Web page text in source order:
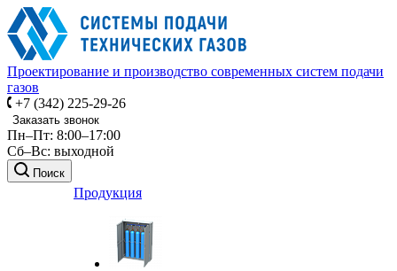
Проектирование и производство современных систем подачи
газов
+7 (342) 225-29-26
Заказать звонок
Пн–Пт: 8:00–17:00
Сб–Вс: выходной
Поиск
Продукция